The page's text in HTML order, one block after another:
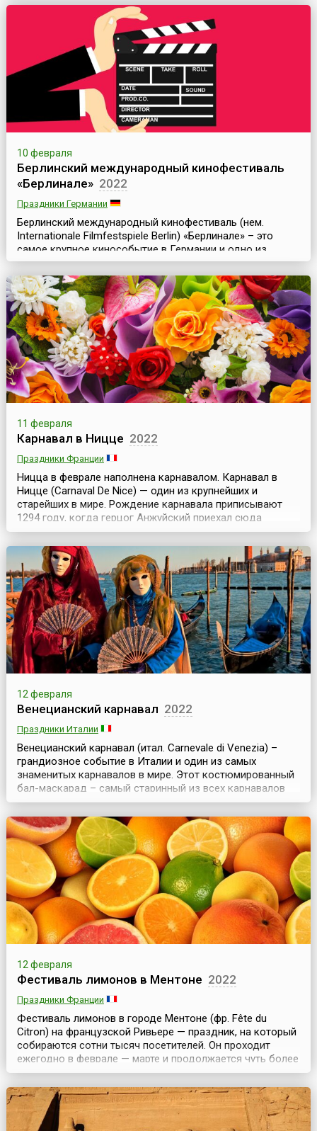
месяцев. Центральным событием праздника является
молитва, произнесенная в древней священной пещере
Хуонг Тич в 15-й день первого месяца лунног...
10 февраля
Берлинский международный кинофестиваль
«Берлинале» 2022
Праздники Германии
Берлинский международный кинофестиваль (нем.
Internationale Filmfestspiele Berlin) «Берлинале» – это
самое крупное кинособытие в Германии и одно из
важнейших в Европе. Фестиваль, начиная с 1951 года,
проводится в столице Германии ежегодно, он проходит
в феврале и длится 10 дней (до 1978 года проводился
летом).Наряду с Каннским, Венецианским и Московским
кинофестивалями, «Берлинале» также являе...
11 февраля
Карнавал в Ницце 2022
Праздники Франции
Ницца в феврале наполнена карнавалом. Карнавал в
Ницце (Carnaval De Nice) — один из крупнейших и
старейших в мире. Рождение карнавала приписывают
1294 году, когда герцог Анжуйский приехал сюда
провести несколько приятных деньков. Начались
разные балы, фейерверки, мимы и прочие
непристойности, все это, как пожар, охватило весь
город, плясали ремесленники, пугали масками рыбаки.
Свою современную...
12 февраля
Венецианский карнавал 2022
Праздники Италии
Венецианский карнавал (итал. Carnevale di Venezia) –
грандиозное событие в Италии и один из самых
знаменитых карнавалов в мире. Этот костюмированный
бал-маскарад – самый старинный из всех карнавалов
планеты, ежегодно проходящий в Венеции.
Традиционный Венецианский карнавал продолжается
более двух недель – дата его открытия зависит от
начала католического Великого поста, а заканчивается
он нака...
12 февраля
Фестиваль лимонов в Ментоне 2022
Праздники Франции
Фестиваль лимонов в городе Ментоне (фр. Fête du
Citron) на французской Ривьере — праздник, на который
собираются сотни тысяч посетителей. Он проходит
ежегодно в феврале — марте и продолжается чуть более
двух недель.Лимоны из Ментона, безусловно, короли
среди лимонов: теплый климат французской Ривьеры
позволяет выращивать их круглогодично. Снимают три
урожая лимонов, самый большой урожай — в ма...